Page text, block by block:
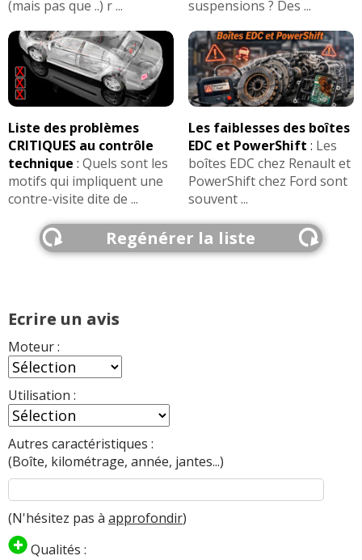
(mais pas que ..) r ...
suspensions ? Des ...
Liste des problèmes
CRITIQUES au contrôle
technique : Quels sont les
motifs qui impliquent une
contre-visite dite de ...
Les faiblesses des boîtes
EDC et PowerShift : Les
boîtes EDC chez Renault et
PowerShift chez Ford sont
souvent ...
Regénérer la liste
Ecrire un avis
Moteur :
Utilisation :
Autres caractéristiques :
(Boîte, kilométrage, année, jantes...)
(N'hésitez pas à approfondir)
Qualités :